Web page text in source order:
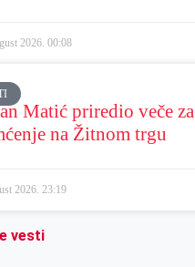
2026. 00:08
Matić priredio veče za
na Žitnom trgu
2026. 23:19
vesti